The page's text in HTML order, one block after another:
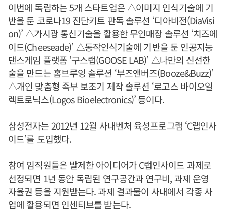
이번에 독립하는 5개 스타트업은 △이미지 인식기술에 기
반을 둔 코로나19 진단키트 판독 솔루션 ‘디아비전(DiaVisi
on)’ △가시광 통신기술을 활용한 무인매장 솔루션 ‘치즈에
이드(Cheeseade)’ △동작인식기술에 기반을 둔 인공지능
댄스게임 플랫폼 ‘구스랩(GOOSE LAB)’ △나만의 신선한
술을 만드는 홈브루잉 솔루션 ‘부즈앤버즈(Booze&Buzz)’
△개인 맞춤형 족부 보조기 제작 솔루션 ‘로고스 바이오일
렉트로닉스(Logos Bioelectronics)’ 등이다.
삼성전자는 2012년 12월 사내벤처 육성프로그램 ‘C랩인사
이드’를 도입했다.
참여 임직원들은 발제한 아이디어가 C랩인사이드 과제로
선정되면 1년 동안 독립된 연구공간과 연구비, 과제 운영
자율권 등을 지원받는다. 과제 결과물이 사내에서 각종 사
업에 활용되면 인센티브를 받는다.